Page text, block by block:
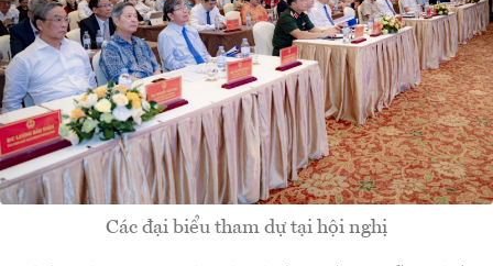
Các đại biểu tham dự tại hội nghị